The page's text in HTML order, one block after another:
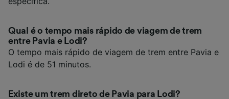
Qual é o tempo mais rápido de viagem de trem
entre Pavia e Lodi?
O tempo mais rápido de viagem de trem entre Pavia e
Lodi é de 51 minutos.
Existe um trem direto de Pavia para Lodi?